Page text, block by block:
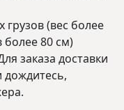
грузов (вес более
более 80 см)
заказа доставки
дождитесь,